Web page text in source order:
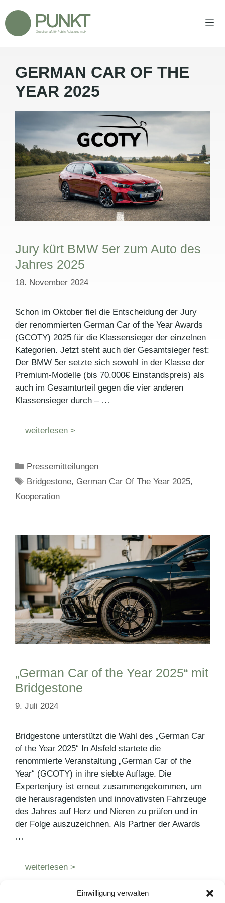
Einwilligung verwalten
Inhalt
springen
GERMAN CAR OF THE
YEAR 2025
Jury kürt BMW 5er zum Auto des
Jahres 2025
18. November 2024
Schon im Oktober fiel die Entscheidung der Jury
der renommierten German Car of the Year Awards
(GCOTY) 2025 für die Klassensieger der einzelnen
Kategorien. Jetzt steht auch der Gesamtsieger fest:
Der BMW 5er setzte sich sowohl in der Klasse der
Premium-Modelle (bis 70.000€ Einstandspreis) als
auch im Gesamturteil gegen die vier anderen
Klassensieger durch – …
weiterlesen >
Kategorien
Pressemitteilungen
Schlagwörter
Bridgestone, German Car Of The Year 2025,
Kooperation
„German Car of the Year 2025“ mit
Bridgestone
9. Juli 2024
Bridgestone unterstützt die Wahl des „German Car
of the Year 2025“ In Alsfeld startete die
renommierte Veranstaltung „German Car of the
Year“ (GCOTY) in ihre siebte Auflage. Die
Expertenjury ist erneut zusammengekommen, um
die herausragendsten und innovativsten Fahrzeuge
des Jahres auf Herz und Nieren zu prüfen und in
der Folge auszuzeichnen. Als Partner der Awards
…
weiterlesen >